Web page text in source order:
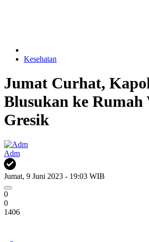
Kesehatan
Jumat Curhat,
Blusukan ke Rumah
Gresik
Adm
Jumat, 9 Juni 2023 - 19:03 WIB
0
0
1406